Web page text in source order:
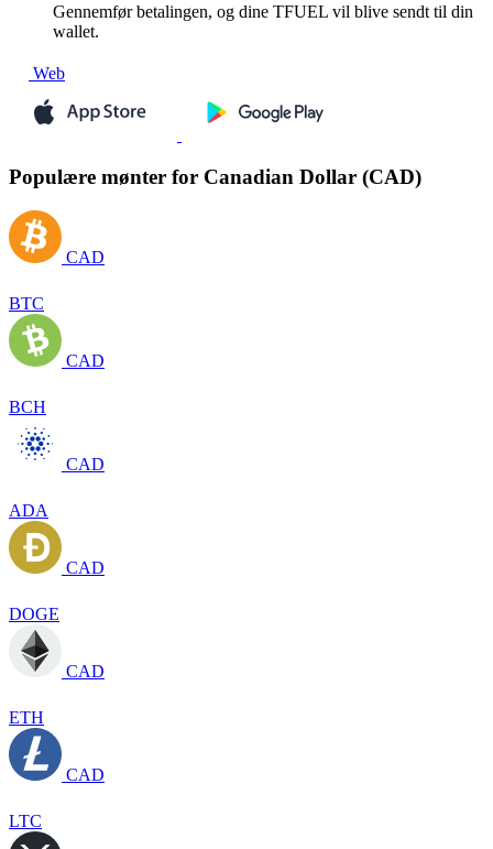
Gennemfør betalingen, og dine TFUEL vil blive sendt til din
wallet.
Web
Populære mønter for Canadian Dollar (CAD)
CAD
BTC
CAD
BCH
CAD
ADA
CAD
DOGE
CAD
ETH
CAD
LTC